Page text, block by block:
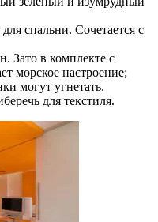
спальни. Сочетается с
Зато в комплекте с
морское настроение;
могут угнетать.
для текстиля.